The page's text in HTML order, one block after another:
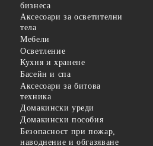
бизнеса
Аксесоари за осветителни
тела
Мебели
Осветление
Кухня и хранене
Басейн и спа
Аксесоари за битова
техника
Домакински уреди
Домакински пособия
Безопасност при пожар,
наводнение и обгазяване